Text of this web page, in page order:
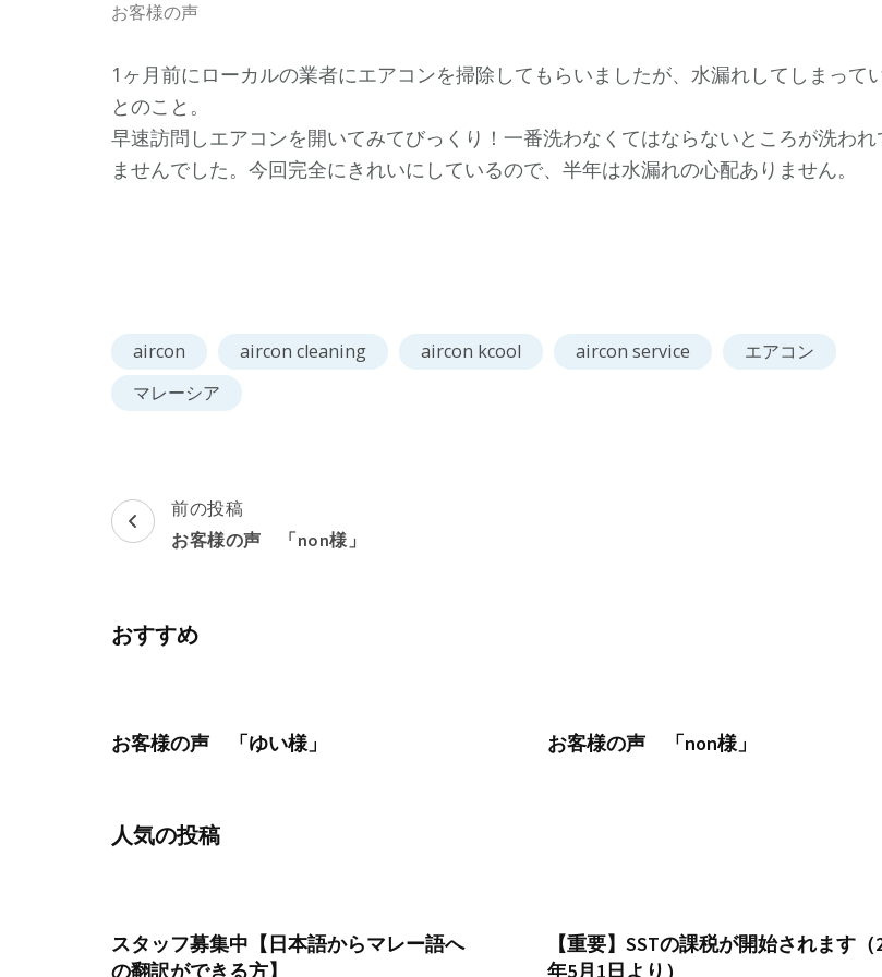
お客様の声
1ヶ月前にローカルの業者にエアコンを掃除してもらいましたが、水漏れしてしまって
とのこと。
早速訪問しエアコンを開いてみてびっくり！一番洗わなくてはならないところが洗われ
ませんでした。今回完全にきれいにしているので、半年は水漏れの心配ありません。
aircon aircon cleaning aircon kcool aircon service
エアコン
マレーシア
投
稿
ゲ
ョ
ン
前の投稿
お客様の声 「non様」
おすすめ
お客様の声 「ゆい様」 お客様の声 「non様」
人気の投稿
スタッフ募集中【日本語からマレー語へ
の翻訳ができる方】
【重要】SSTの課税が開始されます（
年5月1日より）